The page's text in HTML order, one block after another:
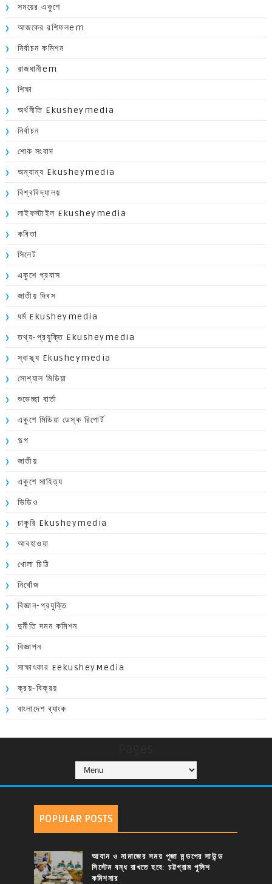
সময়ের একুশে
আজকের রশিফলem
নির্বাচন কমিশন
রাজধানীem
শিক্ষা
অর্থনীতি Ekusheymedia
নির্বাচন
শোক সংবাদ
অন্যান্য Ekusheymedia
বিশ্ববিদ্যালয়
লাইফস্টাইল Ekusheymedia
কবিতা
সিলেট
একুশে প্রবাস
জাতীয় দিবস
ধর্ম Ekusheymedia
তথ্য-প্রযুক্তি Ekusheymedia
স্বাস্থ্য Ekusheymedia
সোশ্যাল মিডিয়া
শুভেচ্ছা বার্তা
একুশে মিডিয়া ডেস্ক রিপোর্ট
গল্প
জাতীয়
একুশে সাহিত্য
ভিডিও
চাকুরি Ekusheymedia
আবহাওয়া
খোলা চিঠি
নিখোঁজ
বিজ্ঞান-প্রযুক্তি
দুর্নীতি দমন কমিশন
বিজ্ঞাপন
সাক্ষাৎকার EekusheyMedia
ক্রয়-বিক্রয়
বাংলাদেশ ব্যাংক
POPULAR POSTS
আযান ও নামাজের সময় পূজা মন্ডপের সাউন্ড
সিস্টেম বন্ধ রাখতে হবে: চট্টগ্রাম পুলিশ
কমিশনার